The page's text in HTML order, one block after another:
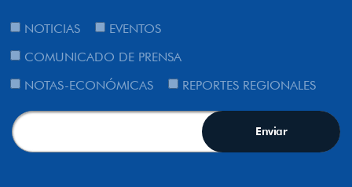
NOTICIAS
EVENTOS
COMUNICADO DE PRENSA
NOTAS-ECONÓMICAS
REPORTES REGIONALES